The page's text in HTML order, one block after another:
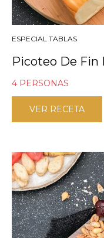
ESPECIAL TABLAS
Picoteo De Fin
4 PERSONAS
VER RECETA